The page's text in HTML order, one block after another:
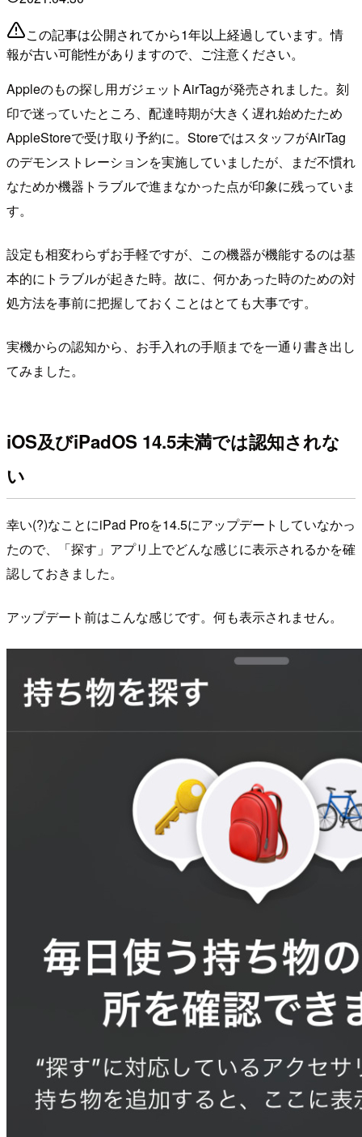
この記事は公開されてから1年以上経過しています。情
報が古い可能性がありますので、ご注意ください。
Appleのもの探し用ガジェットAirTagが発売されました。刻
印で迷っていたところ、配達時期が大きく遅れ始めたため
AppleStoreで受け取り予約に。StoreではスタッフがAirTag
のデモンストレーションを実施していましたが、まだ不慣れ
なためか機器トラブルで進まなかった点が印象に残っていま
す。
設定も相変わらずお手軽ですが、この機器が機能するのは基
本的にトラブルが起きた時。故に、何かあった時のための対
処方法を事前に把握しておくことはとても大事です。
実機からの認知から、お手入れの手順までを一通り書き出し
てみました。
iOS及びiPadOS 14.5未満では認知されな
い
幸い(?)なことにiPad Proを14.5にアップデートしていなかっ
たので、「探す」アプリ上でどんな感じに表示されるかを確
認しておきました。
アップデート前はこんな感じです。何も表示されません。